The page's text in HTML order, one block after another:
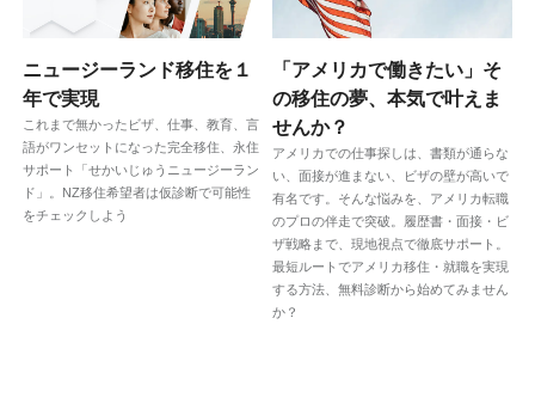
ニュージーランド移住を１
年で実現
これまで無かったビザ、仕事、教育、言
語がワンセットになった完全移住、永住
サポート「せかいじゅうニュージーラン
ド」。NZ移住希望者は仮診断で可能性
をチェックしよう
「アメリカで働きたい」そ
の移住の夢、本気で叶えま
せんか？
アメリカでの仕事探しは、書類が通らな
い、面接が進まない、ビザの壁が高いで
有名です。そんな悩みを、アメリカ転職
のプロの伴走で突破。履歴書・面接・ビ
ザ戦略まで、現地視点で徹底サポート。
最短ルートでアメリカ移住・就職を実現
する方法、無料診断から始めてみません
か？